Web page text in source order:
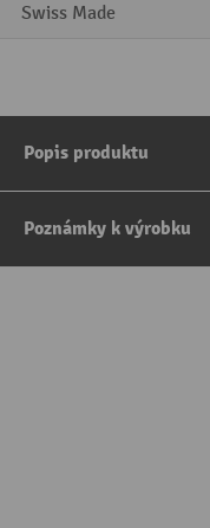
Swiss Made
Popis produktu
Poznámky k výrobku